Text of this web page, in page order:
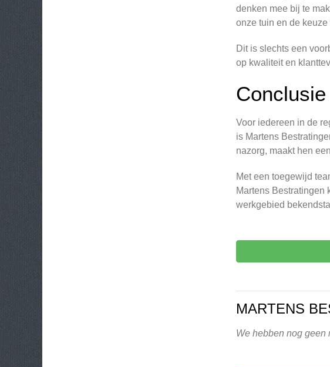
denken mee bij te
onze tuin en de keuze
Dit is slechts een
op kwaliteit en
Conclusie
Voor iedereen in de
is Martens
nazorg, maakt hen
Met een toegewijd
Martens Bestratingen
werkgebied
MARTENS
We hebben nog geen